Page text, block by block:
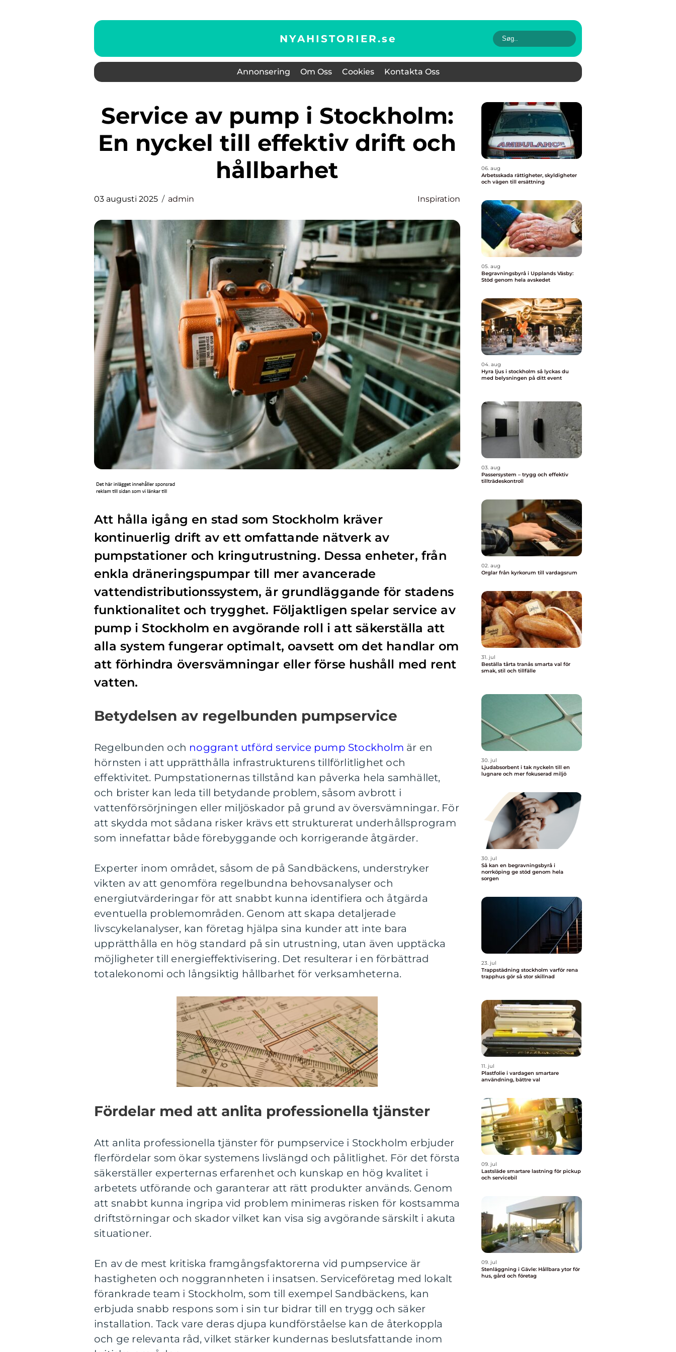
NYAHISTORIER.se
Annonsering Om Oss Cookies Kontakta Oss
Service av pump i Stockholm:
En nyckel till effektiv drift och
hållbarhet
03 augusti 2025 admin Inspiration
Att hålla igång en stad som Stockholm kräver
kontinuerlig drift av ett omfattande nätverk av
pumpstationer och kringutrustning. Dessa enheter, från
enkla dräneringspumpar till mer avancerade
vattendistributionssystem, är grundläggande för stadens
funktionalitet och trygghet. Följaktligen spelar service av
pump i Stockholm en avgörande roll i att säkerställa att
alla system fungerar optimalt, oavsett om det handlar om
att förhindra översvämningar eller förse hushåll med rent
vatten.
Betydelsen av regelbunden pumpservice
Regelbunden och noggrant utförd service pump Stockholm är en
hörnsten i att upprätthålla infrastrukturens tillförlitlighet och
effektivitet. Pumpstationernas tillstånd kan påverka hela samhället,
och brister kan leda till betydande problem, såsom avbrott i
vattenförsörjningen eller miljöskador på grund av översvämningar. För
att skydda mot sådana risker krävs ett strukturerat underhållsprogram
som innefattar både förebyggande och korrigerande åtgärder.
Experter inom området, såsom de på Sandbäckens, understryker
vikten av att genomföra regelbundna behovsanalyser och
energiutvärderingar för att snabbt kunna identifiera och åtgärda
eventuella problemområden. Genom att skapa detaljerade
livscykelanalyser, kan företag hjälpa sina kunder att inte bara
upprätthålla en hög standard på sin utrustning, utan även upptäcka
möjligheter till energieffektivisering. Det resulterar i en förbättrad
totalekonomi och långsiktig hållbarhet för verksamheterna.
Fördelar med att anlita professionella tjänster
Att anlita professionella tjänster för pumpservice i Stockholm erbjuder
flerfördelar som ökar systemens livslängd och pålitlighet. För det första
säkerställer experternas erfarenhet och kunskap en hög kvalitet i
arbetets utförande och garanterar att rätt produkter används. Genom
att snabbt kunna ingripa vid problem minimeras risken för kostsamma
driftstörningar och skador vilket kan visa sig avgörande särskilt i akuta
situationer.
En av de mest kritiska framgångsfaktorerna vid pumpservice är
hastigheten och noggrannheten i insatsen. Serviceföretag med lokalt
förankrade team i Stockholm, som till exempel Sandbäckens, kan
erbjuda snabb respons som i sin tur bidrar till en trygg och säker
installation. Tack vare deras djupa kundförståelse kan de återkoppla
och ge relevanta råd, vilket stärker kundernas beslutsfattande inom
06. aug
Arbetsskada rättigheter, skyldigheter
och vägen till ersättning
05. aug
Begravningsbyrå i Upplands Väsby:
Stöd genom hela avskedet
04. aug
Hyra ljus i stockholm så lyckas du
med belysningen på ditt event
03. aug
Passersystem – trygg och effektiv
tillträdeskontroll
02. aug
Orglar från kyrkorum till vardagsrum
31. jul
Beställa tårta tranås smarta val för
smak, stil och tillfälle
30. jul
Ljudabsorbent i tak nyckeln till en
lugnare och mer fokuserad miljö
30. jul
Så kan en begravningsbyrå i
norrköping ge stöd genom hela
sorgen
23. jul
Trappstädning stockholm varför rena
trapphus gör så stor skillnad
11. jul
Plastfolie i vardagen smartare
användning, bättre val
09. jul
Lastsläde smartare lastning för pickup
och servicebil
09. jul
Stenläggning i Gävle: Hållbara ytor för
hus, gård och företag